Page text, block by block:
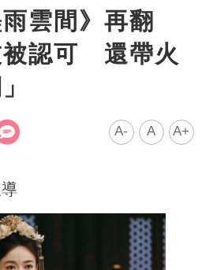
雲間》再翻
被認可 還帶火
A- A A+